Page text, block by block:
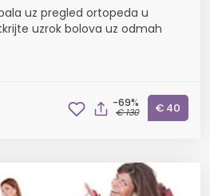
uz pregled ortopeda u
uzrok bolova uz odmah
-69%
€ 130 € 40